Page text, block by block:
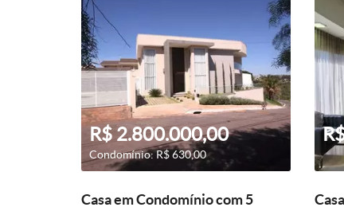
R$ 2.800.000,00
Condomínio: R$ 630,00
Casa em Condomínio com 5